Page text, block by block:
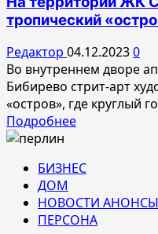
тропический
Редактор 04.12.20230
Во внутреннем дворе
Бибирево стрит-арт
«остров», где круглый
ПодробнееПрочитать
На
ЖК
Clementine
БИЗНЕС
ДОМ
НОВОСТИ АНОНСЫ
ПЕРСОНА